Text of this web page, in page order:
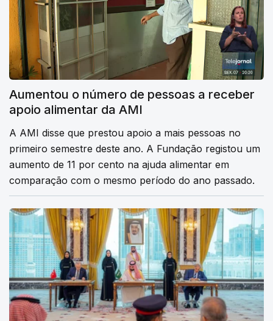
Aumentou o número de pessoas a receber
apoio alimentar da AMI
A AMI disse que prestou apoio a mais pessoas no
primeiro semestre deste ano. A Fundação registou um
aumento de 11 por cento na ajuda alimentar em
comparação com o mesmo período do ano passado.